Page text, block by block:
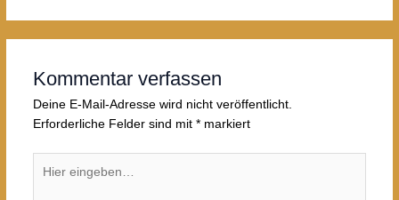
Kommentar verfassen
Deine E-Mail-Adresse wird nicht veröffentlicht.
Erforderliche Felder sind mit *markiert
eingeben…